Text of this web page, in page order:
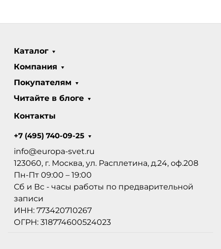
Каталог
Компания
Покупателям
Читайте в блоге
Контакты
+7 (495) 740-09-25
info@europa-svet.ru
123060, г. Москва, ул. Расплетина, д.24, оф.208
Пн-Пт 09:00 – 19:00
Сб и Вс - часы работы по предварительной
записи
ИНН: 773420710267
ОГРН: 318774600524023